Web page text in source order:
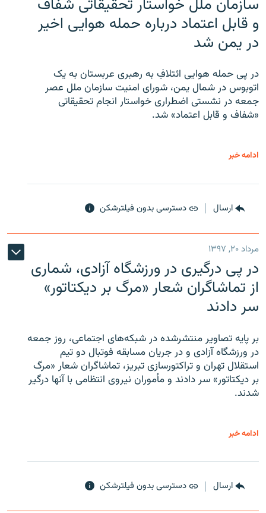
سازمان ملل خواستار تحقیقاتی شفاف
و قابل اعتماد درباره حمله هوایی اخیر
در یمن شد
در پی حمله هوایی ائتلافِ به رهبری عربستان به یک
اتوبوس در شمال یمن، شورای امنیت سازمان ملل عصر
جمعه در نشستی اضطراری خواستار انجام تحقیقاتی
«شفاف و قابل اعتماد» شد.
ادامه خبر
ارسال دسترسی بدون فیلترشکن
مرداد ۲۰, ۱۳۹۷
در پی درگیری در ورزشگاه آزادی، شماری
از تماشاگران شعار «مرگ بر دیکتاتور»
سر دادند
بر پایه تصاویر منتشرشده در شبکه‌های اجتماعی، روز جمعه
در ورزشگاه آزادی و در جریان مسابقه فوتبال دو تیم
استقلال تهران و تراکتورسازی تبریز، تماشاگران شعار «مرگ
بر دیکتاتور» سر دادند و مأموران نیروی انتظامی با آنها درگیر
شدند.
ادامه خبر
ارسال دسترسی بدون فیلترشکن